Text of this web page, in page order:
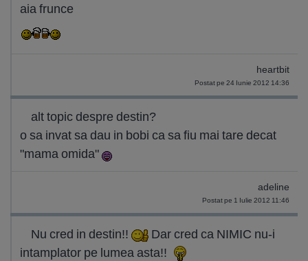
aia frunce
heartbit
Postat pe 24 Iunie 2012 14:36
alt topic despre destin?
o sa invat sa dau in bobi ca sa fiu mai tare decat
"mama omida"
adeline
Postat pe 1 Iulie 2012 11:46
Nu cred in destin!!
Dar cred ca NIMIC nu-i
intamplator pe lumea asta!!